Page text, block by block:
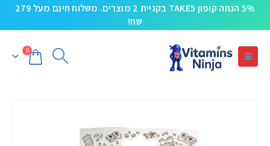
5% הנחה קופון TAKE5 בקניית 2 מוצרים. משלוח חינם מעל 279
שח!
0